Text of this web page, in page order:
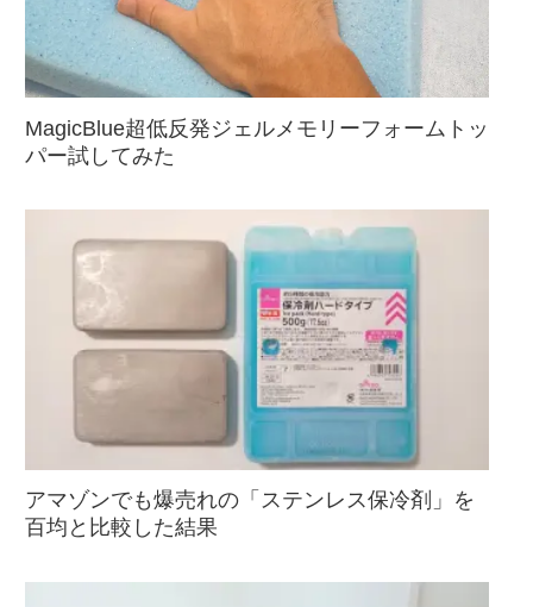
MagicBlue超低反発ジェルメモリーフォームトッ
パー試してみた
アマゾンでも爆売れの「ステンレス保冷剤」を
百均と比較した結果